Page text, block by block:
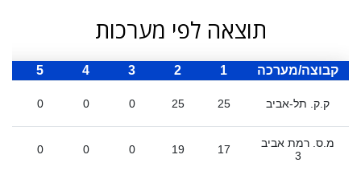
תוצאה לפי מערכות
קבוצה/מערכה 1
2
3
4
5
ק.ק. תל-אביב 25
25
0
0
0
מ.ס. רמת אביב
3
17
19
0
0
0